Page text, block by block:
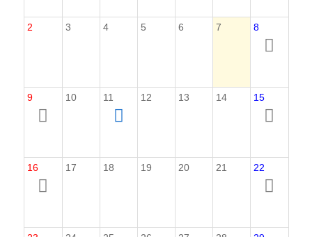
2 3 4 5 6 7 8
9 10 11 12 13 14 15
16 17 18 19 20 21 22